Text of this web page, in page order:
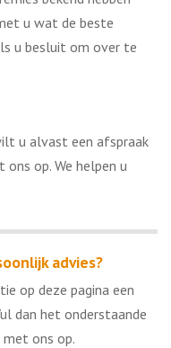
u wat de beste
u besluit om over te
u alvast een afspraak
op. We helpen u
advies?
op deze pagina een
dan het onderstaande
met ons op.